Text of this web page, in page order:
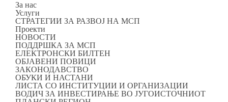
За нас
Услуги
СТРАТЕГИИ ЗА РАЗВОЈ НА МСП
Проекти
НОВОСТИ
ПОДДРШКА ЗА МСП
ЕЛЕКТРОНСКИ БИЛТЕН
ОБЈАВЕНИ ПОВИЦИ
ЗАКОНОДАВСТВО
ОБУКИ И НАСТАНИ
ЛИСТА СО ИНСТИТУЦИИ И ОРГАНИЗАЦИИ
ВОДИЧ ЗА ИНВЕСТИРАЊЕ ВО ЈУГОИСТОЧНИОТ